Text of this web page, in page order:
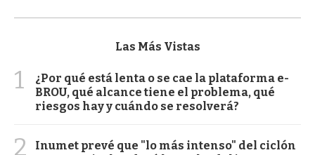
Las Más Vistas
1
¿Por qué está lenta o se cae la plataforma e-
BROU, qué alcance tiene el problema, qué
riesgos hay y cuándo se resolverá?
2
Inumet prevé que "lo más intenso" del ciclón